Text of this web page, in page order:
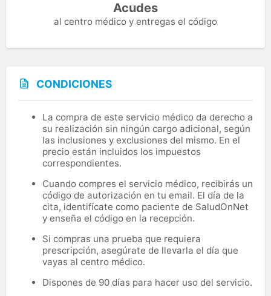
Acudes
al centro médico y entregas el código
CONDICIONES
La compra de este servicio médico da derecho a
su realización sin ningún cargo adicional, según
las inclusiones y exclusiones del mismo. En el
precio están incluidos los impuestos
correspondientes.
Cuando compres el servicio médico, recibirás un
código de autorización en tu email. El día de la
cita, identifícate como paciente de SaludOnNet
y enseña el código en la recepción.
Si compras una prueba que requiera
prescripción, asegúrate de llevarla el día que
vayas al centro médico.
Dispones de 90 días para hacer uso del servicio.